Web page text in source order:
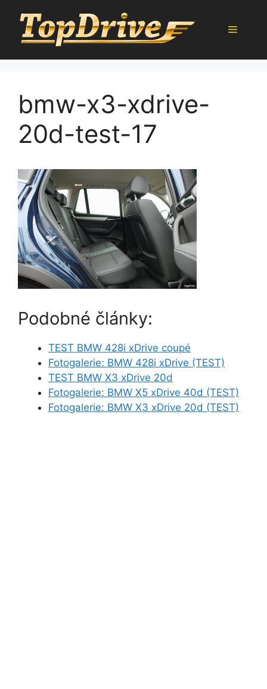
obsah
Menu
bmw-x3-xdrive-
20d-test-17
Podobné články:
TEST BMW 428i xDrive coupé
Fotogalerie: BMW 428i xDrive (TEST)
TEST BMW X3 xDrive 20d
Fotogalerie: BMW X5 xDrive 40d (TEST)
Fotogalerie: BMW X3 xDrive 20d (TEST)